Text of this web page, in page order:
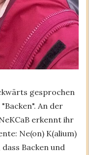
gesprochen
An der
erkennt ihr
Ne(on) K(alium)
Backen und